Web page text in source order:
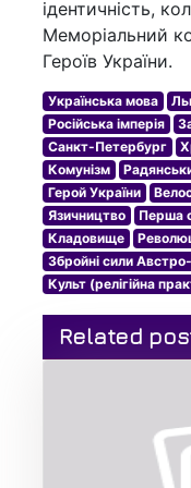
ідентичність,
Меморіальний
Героїв України.
Українська мова
Російська імперія
Санкт-Петербург
Комунізм
Герой України
Язичництво
Перша
Кладовище
Збройні сили
Культ (релігійна
Related